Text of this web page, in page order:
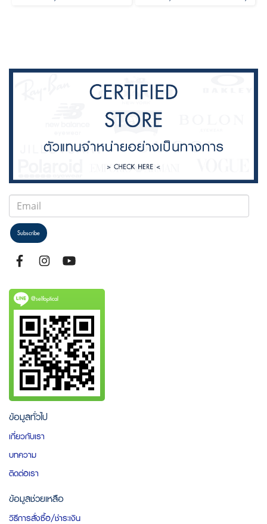
Subscribe
@selfoptical
ข้อมูลทั่วไป
เกี่ยวกับเรา
บทความ
ติดต่อเรา
ข้อมูลช่วยเหลือ
วิธีการสั่งซื้อ/ชำระเงิน